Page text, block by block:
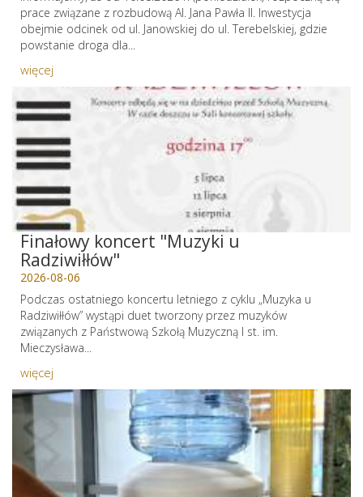
prace związane z rozbudową Al. Jana Pawła II. Inwestycja
obejmie odcinek od ul. Janowskiej do ul. Terebelskiej, gdzie
powstanie droga dla...
więcej
Finałowy koncert "Muzyki u
Radziwiłłów"
2026-08-06
Podczas ostatniego koncertu letniego z cyklu „Muzyka u
Radziwiłłów” wystąpi duet tworzony przez muzyków
związanych z Państwową Szkołą Muzyczną I st. im.
Mieczysława...
więcej